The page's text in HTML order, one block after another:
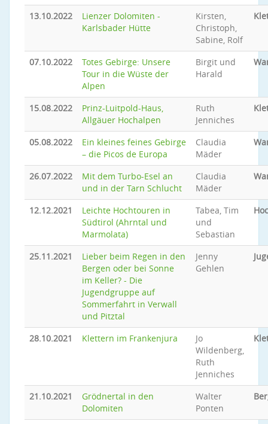
13.10.2022
Lienzer Dolomiten -
Karlsbader Hütte
Kirsten,
Christoph,
Sabine, Rolf
07.10.2022
Totes Gebirge: Unsere
Tour in die Wüste der
Alpen
Birgit und
Harald
15.08.2022
Prinz-Luitpold-Haus,
Allgäuer Hochalpen
Ruth
Jenniches
05.08.2022
Ein kleines feines Gebirge
– die Picos de Europa
Claudia
Mäder
26.07.2022
Mit dem Turbo-Esel an
und in der Tarn Schlucht
Claudia
Mäder
12.12.2021
Leichte Hochtouren in
Südtirol (Ahrntal und
Marmolata)
Tabea, Tim
und
Sebastian
25.11.2021
Lieber beim Regen in den
Bergen oder bei Sonne
im Keller? - Die
Jugendgruppe auf
Sommerfahrt in Verwall
und Pitztal
Jenny
Gehlen
28.10.2021 Klettern im Frankenjura
Jo
Wildenberg,
Ruth
Jenniches
21.10.2021
Grödnertal in den
Dolomiten
Walter
Ponten